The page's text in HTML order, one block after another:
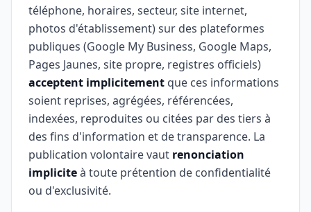
téléphone, horaires, secteur, site internet,
photos d'établissement) sur des plateformes
publiques (Google My Business, Google Maps,
Pages Jaunes, site propre, registres officiels)
acceptent implicitement que ces informations
soient reprises, agrégées, référencées,
indexées, reproduites ou citées par des tiers à
des fins d'information et de transparence. La
publication volontaire vaut renonciation
impliciteà toute prétention de confidentialité
ou d'exclusivité.